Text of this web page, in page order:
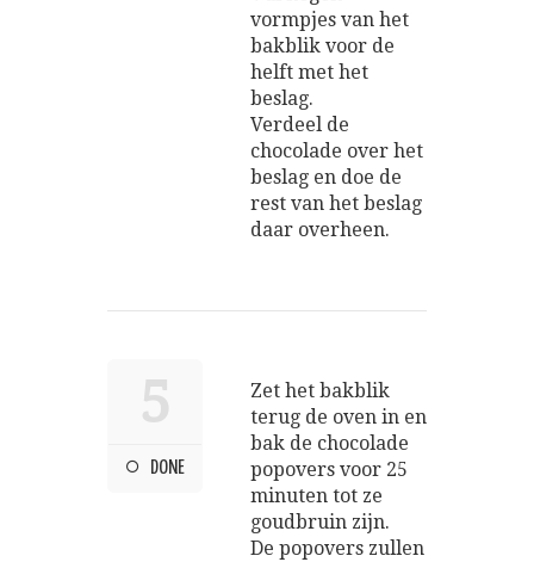
vormpjes van het
bakblik voor de
helft met het
beslag.
Verdeel de
chocolade over het
beslag en doe de
rest van het beslag
daar overheen.
5
DONE
Zet het bakblik
terug de oven in en
bak de chocolade
popovers voor 25
minuten tot ze
goudbruin zijn.
De popovers zullen